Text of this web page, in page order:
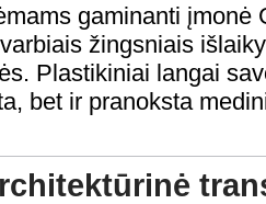
gaminanti įmonė
žingsniais
Plastikiniai langai
bet ir pranoksta